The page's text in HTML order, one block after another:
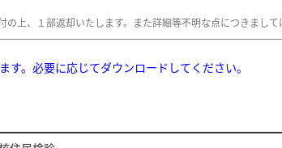
の上、１部返却いたします。また詳細等不明な点につきまして
。必要に応じてダウンロードしてください。